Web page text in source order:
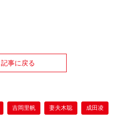
記事に戻る
吉岡里帆 妻夫木聡 成田凌